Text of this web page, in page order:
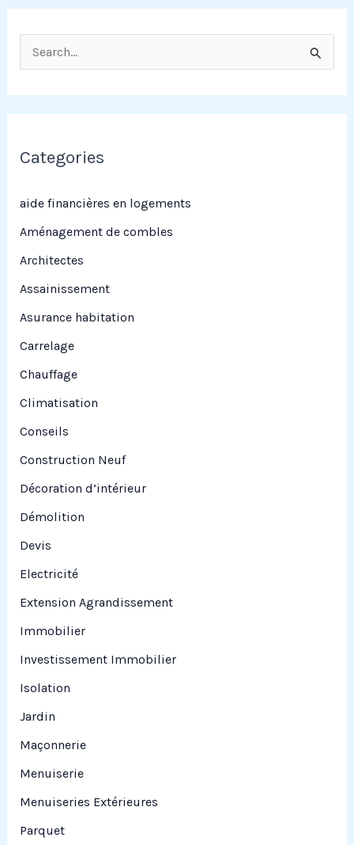
e
c
c
:
Categories
aide financières en logements
Aménagement de combles
Architectes
Assainissement
Asurance habitation
Carrelage
Chauffage
Climatisation
Conseils
Construction Neuf
Décoration d’intérieur
Démolition
Devis
Electricité
Extension Agrandissement
Immobilier
Investissement Immobilier
Isolation
Jardin
Maçonnerie
Menuiserie
Menuiseries Extérieures
Parquet